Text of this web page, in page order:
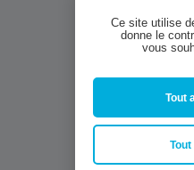
Ce site utilise
donne le
vous
Tout